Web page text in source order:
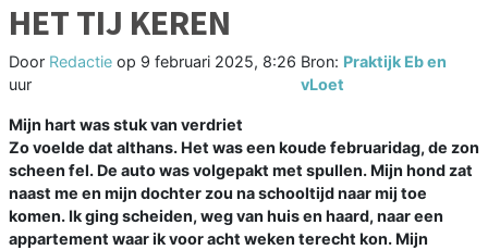
HET TIJ KEREN
Door Redactie op 9 februari 2025, 8:26
uur
Bron: Praktijk Eb en
vLoet
Mijn hart was stuk van verdriet
Zo voelde dat althans. Het was een koude februaridag, de zon
scheen fel. De auto was volgepakt met spullen. Mijn hond zat
naast me en mijn dochter zou na schooltijd naar mij toe
komen. Ik ging scheiden, weg van huis en haard, naar een
appartement waar ik voor acht weken terecht kon. Mijn